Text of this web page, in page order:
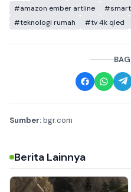
#amazon ember artline
#teknologi rumah
#tv 4k qled
Sumber:bgr.com
Berita Lainnya